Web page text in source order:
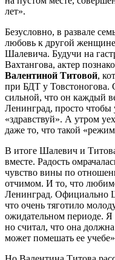
лет».
Безусловно, в развале
любовь к другой
Шалевича. Будучи на
Вахтангова, актер
Валентиной Титовой,
при БДТ у Товстоногова.
сильной, что он каждый
Ленинград, просто чтобы
«здравствуй». А утром
даже то, что такой
В итоге Шалевич и
вместе. Радость
чувство вины по
отчимом. И то, что
Ленинград. Официально
что очень тяготило
ожидательном периоде. Я
но считал, что она
может помешать ее